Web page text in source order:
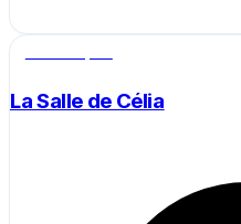
La Salle de Célia